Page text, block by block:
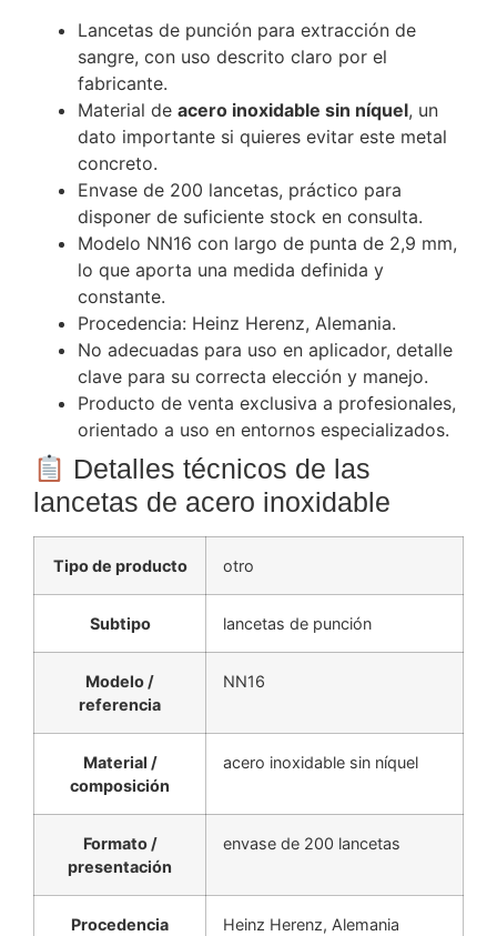
Lancetas de punción para extracción de
sangre, con uso descrito claro por el
fabricante.
Material de acero inoxidable sin níquel, un
dato importante si quieres evitar este metal
concreto.
Envase de 200 lancetas, práctico para
disponer de suficiente stock en consulta.
Modelo NN16 con largo de punta de 2,9 mm,
lo que aporta una medida definida y
constante.
Procedencia: Heinz Herenz, Alemania.
No adecuadas para uso en aplicador, detalle
clave para su correcta elección y manejo.
Producto de venta exclusiva a profesionales,
orientado a uso en entornos especializados.
Detalles técnicos de las
lancetas de acero inoxidable
Tipo de producto otro
Subtipo lancetas de punción
Modelo /
referencia
NN16
Material /
composición
acero inoxidable sin níquel
Formato /
presentación
envase de 200 lancetas
Procedencia Heinz Herenz, Alemania